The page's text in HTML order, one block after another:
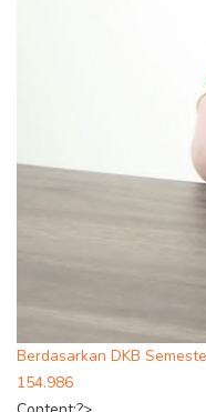
Berdasarkan DKB
154.986